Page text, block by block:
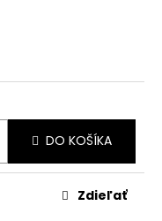
DO KOŠÍKA
Zdieľať